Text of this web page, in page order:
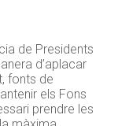
de Presidents
d’aplacar
fonts de
els Fons
prendre les